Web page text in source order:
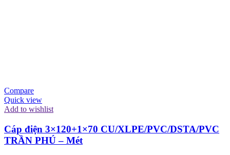
Compare
Quick view
Add to wishlist
Cáp điện 3×120+1×70 CU/XLPE/PVC/DSTA/PVC
TRẦN PHÚ – Mét